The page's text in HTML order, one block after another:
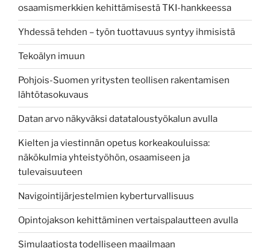
osaamismerkkien kehittämisestä TKI-hankkeessa
Yhdessä tehden – työn tuottavuus syntyy ihmisistä
Tekoälyn imuun
Pohjois-Suomen yritysten teollisen rakentamisen
lähtötasokuvaus
Datan arvo näkyväksi datataloustyökalun avulla
Kielten ja viestinnän opetus korkeakouluissa:
näkökulmia yhteistyöhön, osaamiseen ja
tulevaisuuteen
Navigointijärjestelmien kyberturvallisuus
Opintojakson kehittäminen vertaispalautteen avulla
Simulaatiosta todelliseen maailmaan